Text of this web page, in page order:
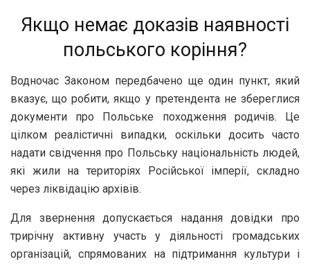
Якщо немає доказів наявності
польського коріння?
Водночас Законом передбачено ще один пункт, який
вказує, що робити, якщо у претендента не збереглися
документи про Польське походження родичів. Це
цілком реалістичні випадки, оскільки досить часто
надати свідчення про Польську національність людей,
які жили на територіях Російської імперії, складно
через ліквідацію архівів.
Для звернення допускається надання довідки про
трирічну активну участь у діяльності громадських
організацій, спрямованих на підтримання культури і